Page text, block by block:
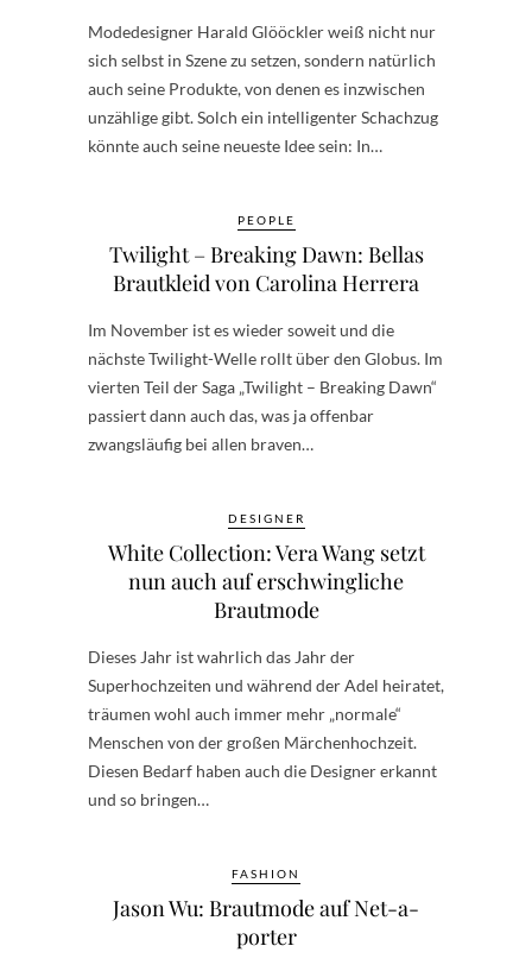
Modedesigner Harald Glööckler weiß nicht nur
sich selbst in Szene zu setzen, sondern natürlich
auch seine Produkte, von denen es inzwischen
unzählige gibt. Solch ein intelligenter Schachzug
könnte auch seine neueste Idee sein: In…
PEOPLE
Twilight – Breaking Dawn: Bellas
Brautkleid von Carolina Herrera
Im November ist es wieder soweit und die
nächste Twilight-Welle rollt über den Globus. Im
vierten Teil der Saga „Twilight – Breaking Dawn“
passiert dann auch das, was ja offenbar
zwangsläufig bei allen braven…
DESIGNER
White Collection: Vera Wang setzt
nun auch auf erschwingliche
Brautmode
Dieses Jahr ist wahrlich das Jahr der
Superhochzeiten und während der Adel heiratet,
träumen wohl auch immer mehr „normale“
Menschen von der großen Märchenhochzeit.
Diesen Bedarf haben auch die Designer erkannt
und so bringen…
FASHION
Jason Wu: Brautmode auf Net-a-
porter